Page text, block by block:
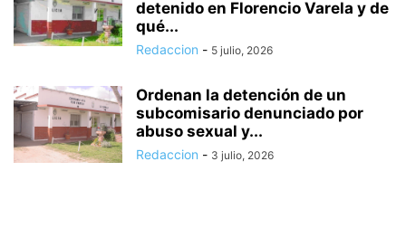
detenido en Florencio Varela y de
qué...
Redaccion - 5 julio, 2026
Ordenan la detención de un
subcomisario denunciado por
abuso sexual y...
Redaccion - 3 julio, 2026